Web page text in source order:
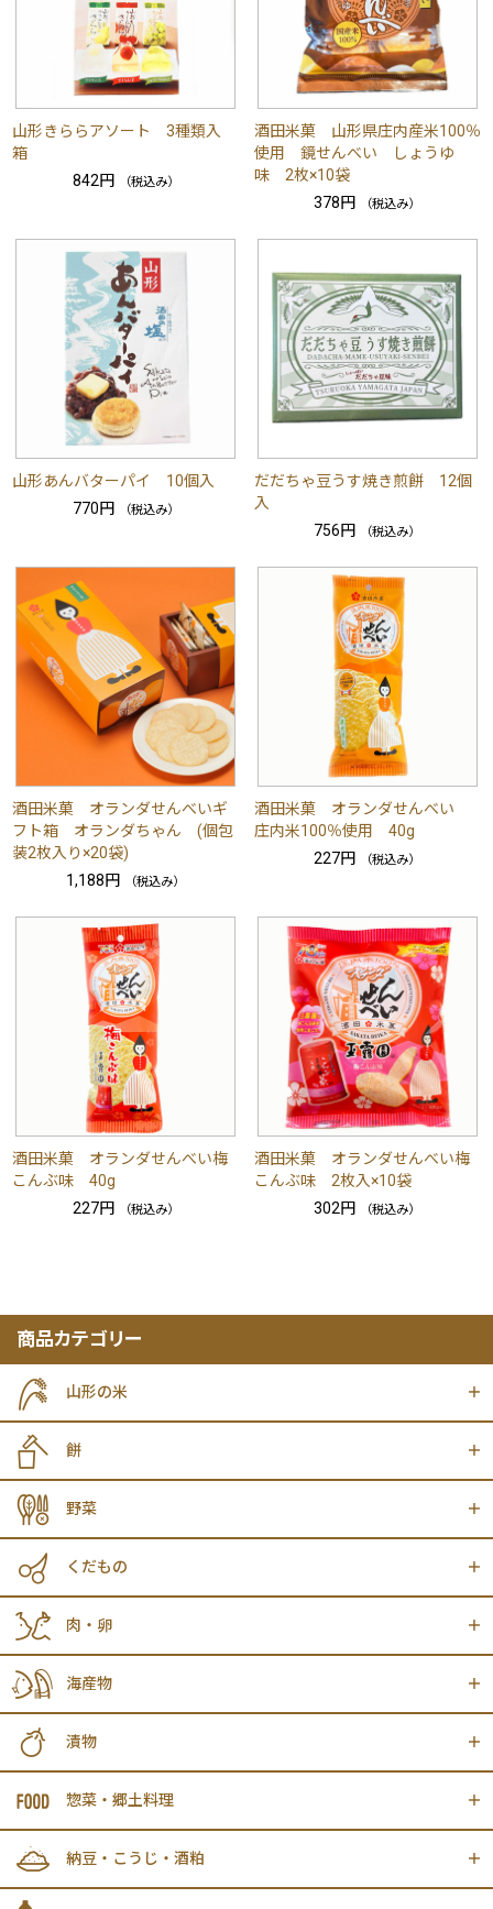
山形きららアソート 3種類入
箱
842円
（税込み）
酒田米菓 山形県庄内産米100％
使用 鏡せんべい しょうゆ
味 2枚×10袋
378円
（税込み）
山形あんバターパイ 10個入
770円
（税込み）
だだちゃ豆うす焼き煎餅 12個
入
756円
（税込み）
酒田米菓 オランダせんべいギ
フト箱 オランダちゃん (個包
装2枚入り×20袋)
1,188円
（税込み）
酒田米菓 オランダせんべい
庄内米100％使用 40g
227円
（税込み）
酒田米菓 オランダせんべい梅
こんぶ味 40g
227円
（税込み）
酒田米菓 オランダせんべい梅
こんぶ味 2枚入×10袋
302円
（税込み）
商品カテゴリー
山形の米
餅
野菜
くだもの
肉・卵
海産物
漬物
惣菜・郷土料理
納豆・こうじ・酒粕